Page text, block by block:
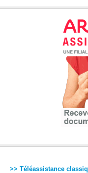
>> Téléassistance